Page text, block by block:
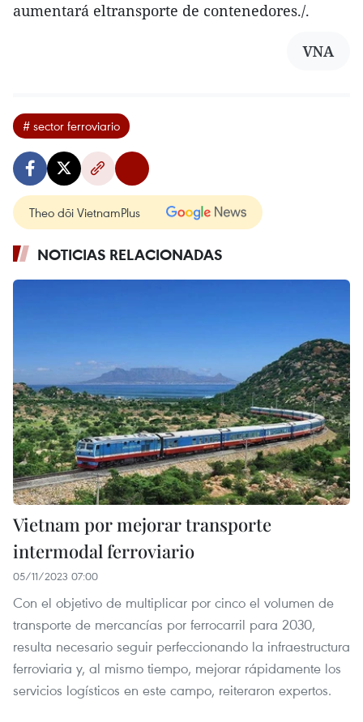
aumentará eltransporte de contenedores./.
VNA
# sector ferroviario
Theo dõi VietnamPlus
NOTICIAS RELACIONADAS
Vietnam por mejorar transporte
intermodal ferroviario
05/11/2023 07:00
Con el objetivo de multiplicar por cinco el volumen de
transporte de mercancías por ferrocarril para 2030,
resulta necesario seguir perfeccionando la infraestructura
ferroviaria y, al mismo tiempo, mejorar rápidamente los
servicios logísticos en este campo, reiteraron expertos.